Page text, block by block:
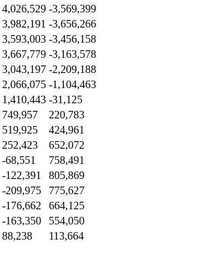
4,026,529 -3,569,399
3,982,191 -3,656,266
3,593,003 -3,456,158
3,667,779 -3,163,578
3,043,197 -2,209,188
2,066,075 -1,104,463
1,410,443 -31,125
749,957
220,783
519,925
424,961
252,423
652,072
-68,551
758,491
-122,391
805,869
-209,975
775,627
-176,662
664,125
-163,350
554,050
88,238 113,664